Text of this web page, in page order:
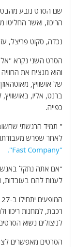
שם הסרט נובע
הריכוז, ואשר החליטו
נכדה, סקוט פריצל,
והוא מנציח את
של אושוויץ,
ברנט, אליו,
כפייה.
לאחר שפרש מעבודתו
"
Fast Company
".
"אם אתה נתקל
לענות להם בעובדות,
רכבת, למחנות ריכוז
לניצולים נשוא
הסרטים מאפשרים